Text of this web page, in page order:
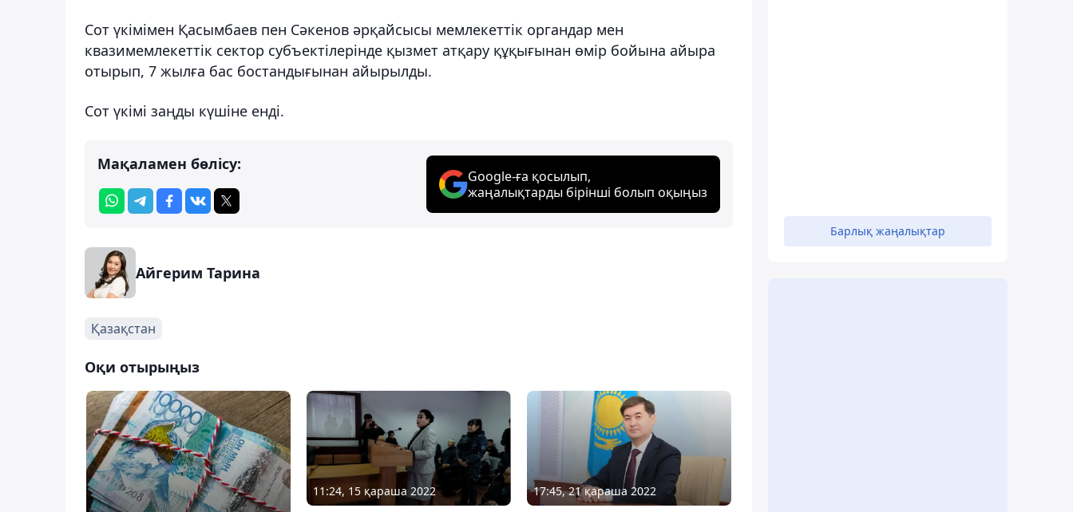
Сот үкімімен Қасымбаев пен Сәкенов әрқайсысы мемлекеттік органдар мен
квазимемлекеттік сектор субъектілерінде қызмет атқару құқығынан өмір бойына айыра
отырып, 7 жылға бас бостандығынан айырылды.
Сот үкімі заңды күшіне енді.
Мақаламен бөлісу:
Google-ға қосылып,
жаңалықтарды бірінші болып оқыңыз
Айгерим Тарина
Қазақстан
Оқи отырыңыз
11:24, 15 қараша 2022 17:45, 21 қараша 2022
Барлық жаңалықтар